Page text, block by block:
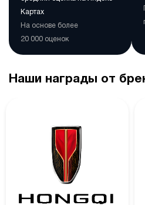
Картах
На основе более
20 000 оценок
Наши награды от